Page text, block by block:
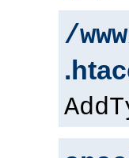
/